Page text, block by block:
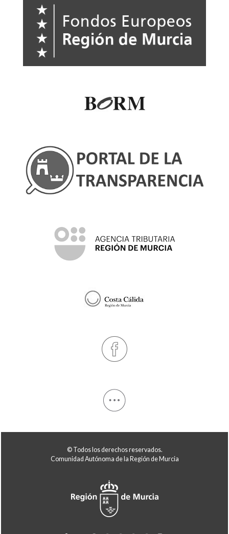
© Todos los derechos reservados.
Comunidad Autónoma de la Región de Murcia